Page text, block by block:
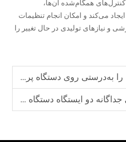
کنترل‌های همگام‌شده آن‌ها،
می‌کند و امکان انجام تنظیمات
و نیازهای تولیدی در حال تغییر را
روی دستگاه پرس حرارتی رول به رول تراز کنیم؟
دو ایستگاه دستگاه پرس گرم دوگانه